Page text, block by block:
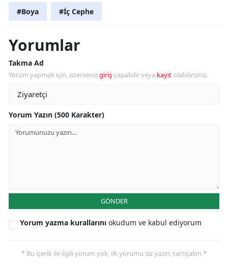
#Boya #İç Cephe
Yorumlar
Takma Ad
Yorum yapmak için, istersenizgirişyapabilir veya kayıt olabilirsiniz.
Yorum Yazın (500 Karakter)
GÖNDER
Yorum yazma kurallarını okudum ve kabul ediyorum
* Bu içerik ile ilgili yorum yok, ilk yorumu siz yazın, tartışalım *